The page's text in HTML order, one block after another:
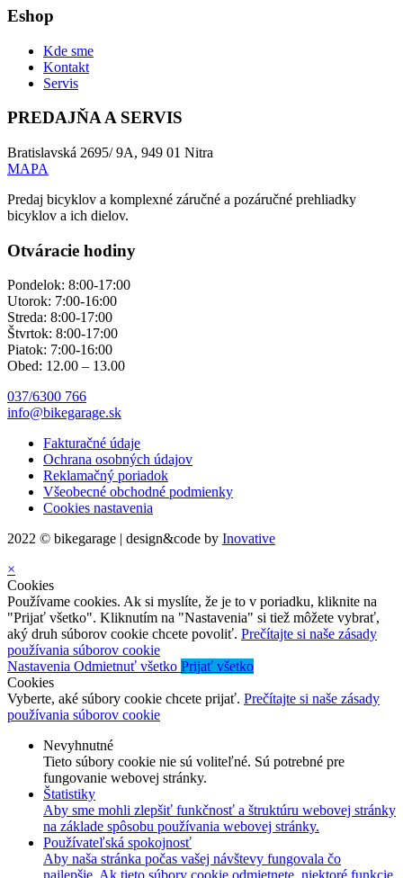
Eshop
Kde sme
Kontakt
Servis
PREDAJŇA A SERVIS
Bratislavská 2695/ 9A, 949 01 Nitra
MAPA
Predaj bicyklov a komplexné záručné a pozáručné prehliadky
bicyklov a ich dielov.
Otváracie hodiny
Pondelok: 8:00-17:00
Utorok: 7:00-16:00
Streda: 8:00-17:00
Štvrtok: 8:00-17:00
Piatok: 7:00-16:00
Obed: 12.00 – 13.00
037/6300 766
info@bikegarage.sk
Fakturačné údaje
Ochrana osobných údajov
Reklamačný poriadok
Všeobecné obchodné podmienky
Cookies nastavenia
2022 © bikegarage | design&code by Inovative
×
Cookies
Používame cookies. Ak si myslíte, že je to v poriadku, kliknite na
"Prijať všetko". Kliknutím na "Nastavenia" si tiež môžete vybrať,
aký druh súborov cookie chcete povoliť. Prečítajte si naše zásady
používania súborov cookie
Nastavenia Odmietnuť všetko Prijať všetko
Cookies
Vyberte, aké súbory cookie chcete prijať. Prečítajte si naše zásady
používania súborov cookie
Nevyhnutné
Tieto súbory cookie nie sú voliteľné. Sú potrebné pre
fungovanie webovej stránky.
Štatistiky
Aby sme mohli zlepšiť funkčnosť a štruktúru webovej stránky
na základe spôsobu používania webovej stránky.
Používateľská spokojnosť
Aby naša stránka počas vašej návštevy fungovala čo